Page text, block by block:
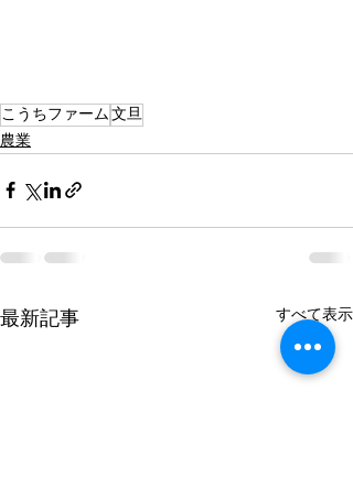
こうちファーム文旦
農業
最新記事 すべて表示